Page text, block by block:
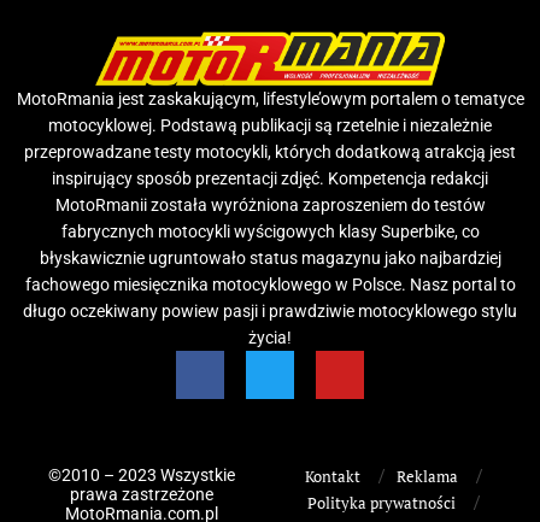
MotoRmania jest zaskakującym, lifestyle’owym portalem o tematyce
motocyklowej. Podstawą publikacji są rzetelnie i niezależnie
przeprowadzane testy motocykli, których dodatkową atrakcją jest
inspirujący sposób prezentacji zdjęć. Kompetencja redakcji
MotoRmanii została wyróżniona zaproszeniem do testów
fabrycznych motocykli wyścigowych klasy Superbike, co
błyskawicznie ugruntowało status magazynu jako najbardziej
fachowego miesięcznika motocyklowego w Polsce. Nasz portal to
długo oczekiwany powiew pasji i prawdziwie motocyklowego stylu
życia!
©2010 – 2023 Wszystkie
prawa zastrzeżone
MotoRmania.com.pl
Kontakt
Reklama
Polityka prywatności